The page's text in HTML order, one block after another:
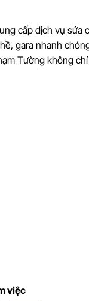
cấp dịch vụ sửa
gara nhanh
Tường không
việc